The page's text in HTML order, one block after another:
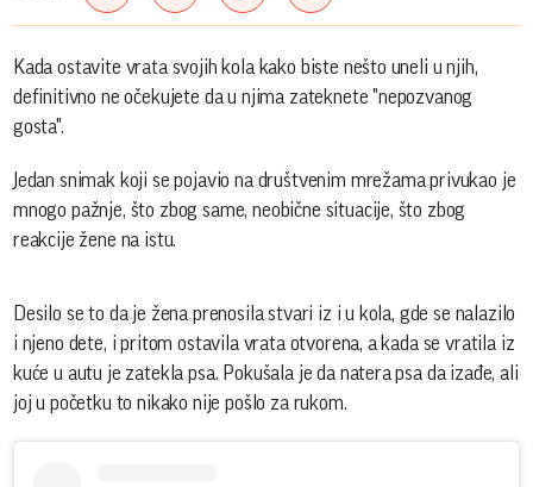
Kada ostavite vrata svojih kola kako biste nešto uneli u njih,
definitivno ne očekujete da u njima zateknete "nepozvanog
gosta".
Jedan snimak koji se pojavio na društvenim mrežama privukao je
mnogo pažnje, što zbog same, neobične situacije, što zbog
reakcije žene na istu.
Desilo se to da je žena prenosila stvari iz i u kola, gde se nalazilo
i njeno dete, i pritom ostavila vrata otvorena, a kada se vratila iz
kuće u autu je zatekla psa. Pokušala je da natera psa da izađe, ali
joj u početku to nikako nije pošlo za rukom.